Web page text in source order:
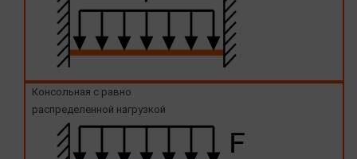
Консольная с равно
распределенной нагрузкой